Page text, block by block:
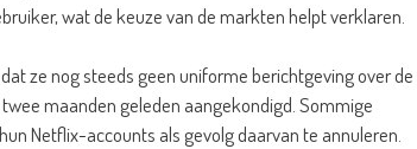
wat de keuze van de markten helpt verklaren.
ze nog steeds geen uniforme berichtgeving over de
maanden geleden aangekondigd. Sommige
Netflix-accounts als gevolg daarvan te annuleren.